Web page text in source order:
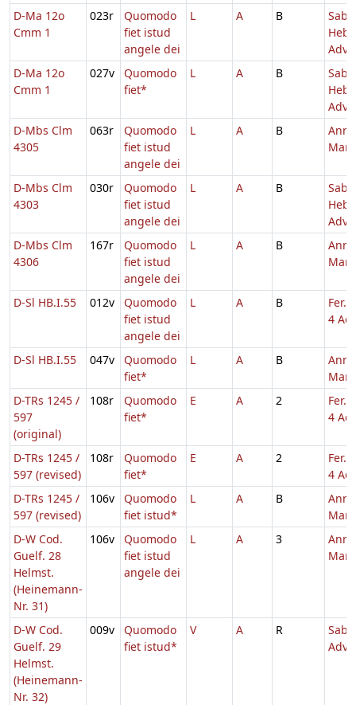
D-Ma 12o
Cmm 1
023r
Quomodo
fiet istud
angele dei
L A B
Adv.
D-Ma 12o
Cmm 1
027v
Quomodo
fiet*
L A B
Adv.
D-Mbs Clm
4305
063r
Quomodo
fiet istud
angele dei
L A B
D-Mbs Clm
4303
030r
Quomodo
fiet istud
angele dei
L A B
Adv.
D-Mbs Clm
4306
167r
Quomodo
fiet istud
angele dei
L A B
D-Sl HB.I.55 012v
Quomodo
fiet istud
angele dei
L A B
Fer.
4
D-Sl HB.I.55 047v
Quomodo
fiet*
L A B
D-TRs 1245 /
597
(original)
108r
Quomodo
fiet*
E A 2
Fer.
4
D-TRs 1245 /
597 (revised)
108r
Quomodo
fiet*
E A 2
Fer.
4
D-TRs 1245 /
597 (revised)
106v
Quomodo
fiet istud*
L A B
D-W Cod.
Guelf. 28
Helmst.
(Heinemann-
Nr. 31)
106v
Quomodo
fiet istud
angele dei
L A 3
D-W Cod.
Guelf. 29
Helmst.
(Heinemann-
Nr. 32)
009v
Quomodo
fiet istud*
V A R